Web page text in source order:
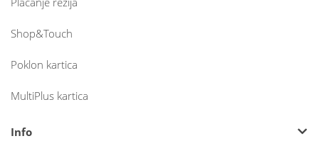
Shop&Touch
Poklon kartica
MultiPlus kartica
Info